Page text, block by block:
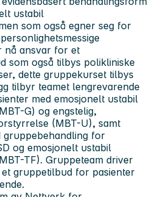
ustabil
som også egner seg for
nå ansvar for et
som også tilbys polikliniske
dette gruppekurset tilbys
tilbyr teamet lengrevarende
med emosjonelt ustabil
G) og engstelig,
(MBT-U), samt
gruppebehandling for
og emosjonelt ustabil
TF). Gruppeteam driver
gruppetilbud for pasienter